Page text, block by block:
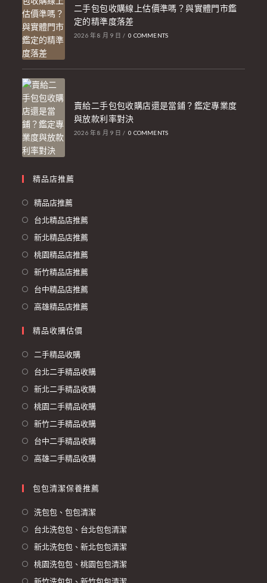
二手包包收購線上估價準嗎？與實體門市鑑
定的精準度落差
2026 年 8 月 9 日 / 0 COMMENTS
賣給二手包包收購店還是當鋪？鑑定專業度
與放款利率對決
2026 年 8 月 9 日 / 0 COMMENTS
精品店推薦
精品店推薦
台北精品店推薦
新北精品店推薦
桃園精品店推薦
新竹精品店推薦
台中精品店推薦
高雄精品店推薦
精品收購估價
二手精品收購
台北二手精品收購
新北二手精品收購
桃園二手精品收購
新竹二手精品收購
台中二手精品收購
高雄二手精品收購
包包清潔保養推薦
洗包包、包包清潔
台北洗包包、台北包包清潔
新北洗包包、新北包包清潔
桃園洗包包、桃園包包清潔
新竹洗包包、新竹包包清潔